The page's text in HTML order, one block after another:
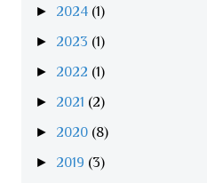
► 2024 (1)
► 2023 (1)
► 2022 (1)
► 2021 (2)
► 2020 (8)
► 2019 (3)